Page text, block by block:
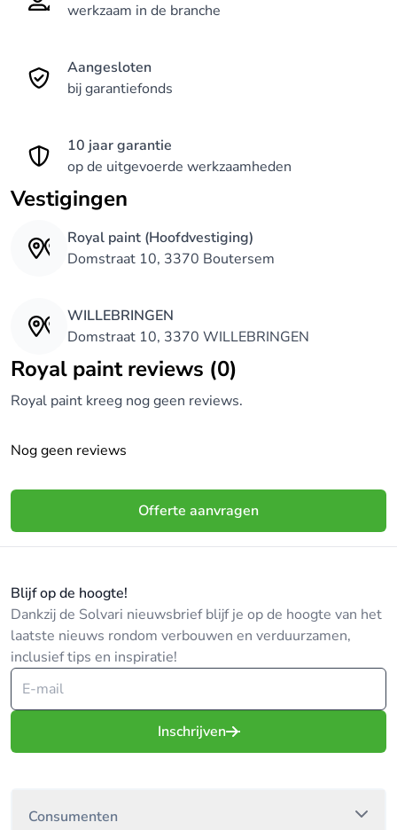
werkzaam in de branche
Aangesloten
bij garantiefonds
10 jaar garantie
op de uitgevoerde werkzaamheden
Vestigingen
Royal paint (Hoofdvestiging)
Domstraat 10, 3370 Boutersem
WILLEBRINGEN
Domstraat 10, 3370 WILLEBRINGEN
Royal paint reviews (0)
Royal paint kreeg nog geen reviews.
Nog geen reviews
Offerte aanvragen
Blijf op de hoogte!
Dankzij de Solvari nieuwsbrief blijf je op de hoogte van het
laatste nieuws rondom verbouwen en verduurzamen,
inclusief tips en inspiratie!
Inschrijven
Consumenten